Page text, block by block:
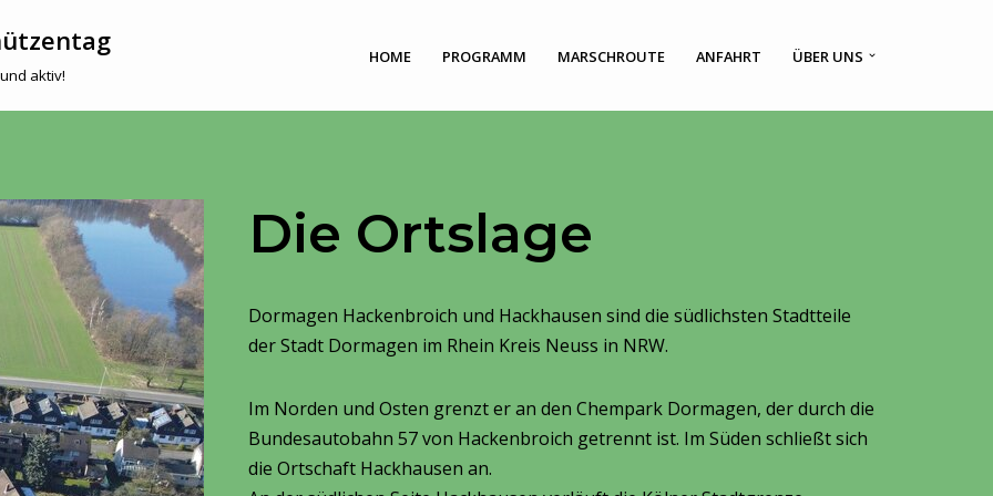
aktiv!
HOME PROGRAMM MARSCHROUTE ANFAHRT ÜBER UNS
Die Ortslage
Dormagen Hackenbroich und Hackhausen sind die südlichsten Stadtteile
der Stadt Dormagen im Rhein Kreis Neuss in NRW.
Im Norden und Osten grenzt er an den Chempark Dormagen, der durch die
Bundesautobahn 57 von Hackenbroich getrennt ist. Im Süden schließt sich
die Ortschaft Hackhausen an.